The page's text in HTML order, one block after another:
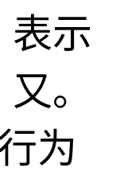
表示
。
为